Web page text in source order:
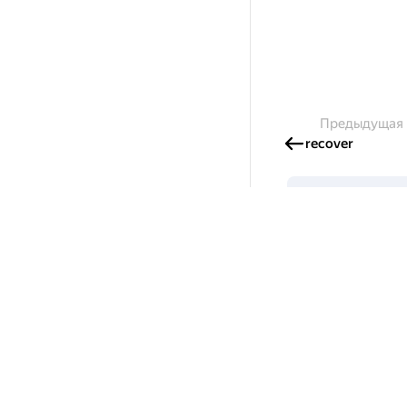
Предыдущая
recover